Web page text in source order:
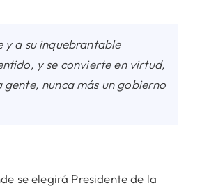
y a su inquebrantable
y se convierte en virtud,
nunca más un gobierno
se elegirá Presidente de la